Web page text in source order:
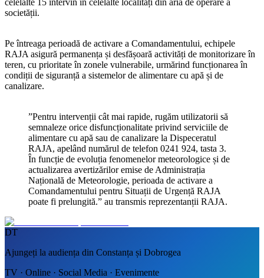
societății.
Pe întreaga perioadă de activare a Comandamentului, echipele
RAJA asigură permanența și desfășoară activități de monitorizare în
teren, cu prioritate în zonele vulnerabile, urmărind funcționarea în
condiții de siguranță a sistemelor de alimentare cu apă și de
canalizare.
”Pentru intervenții cât mai rapide, rugăm utilizatorii să
semnaleze orice disfuncționalitate privind serviciile de
alimentare cu apă sau de canalizare la Dispeceratul
RAJA, apelând numărul de telefon 0241 924, tasta 3.
În funcție de evoluția fenomenelor meteorologice și de
actualizarea avertizărilor emise de Administrația
Națională de Meteorologie, perioada de activare a
Comandamentului pentru Situații de Urgență RAJA
poate fi prelungită.” au transmis reprezentanții RAJA.
DT
Ajungeți la audiența din Constanța și Dobrogea
TV · Online · Social Media · Evenimente